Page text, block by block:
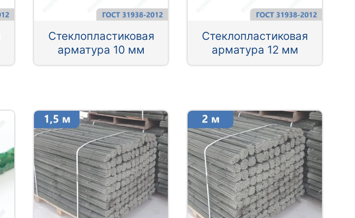
Стеклопластиковая
арматура 10 мм
Стеклопластиковая
арматура 12 мм